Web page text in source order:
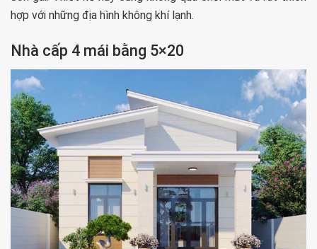
hợp với những địa hình không khí lạnh.
Nhà cấp 4 mái bằng 5×20